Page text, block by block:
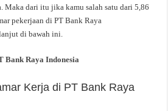
Maka dari itu jika kamu salah satu dari 5,86
pekerjaan di PT Bank Raya
di bawah ini.
Bank Raya Indonesia
Kerja di PT Bank Raya